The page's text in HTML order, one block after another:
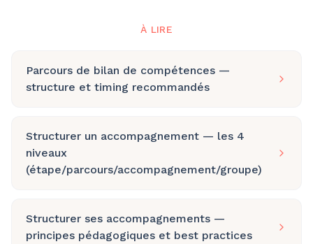
À LIRE
Parcours de bilan de compétences —
structure et timing recommandés
Structurer un accompagnement — les 4
niveaux
(étape/parcours/accompagnement/groupe)
Structurer ses accompagnements —
principes pédagogiques et best practices